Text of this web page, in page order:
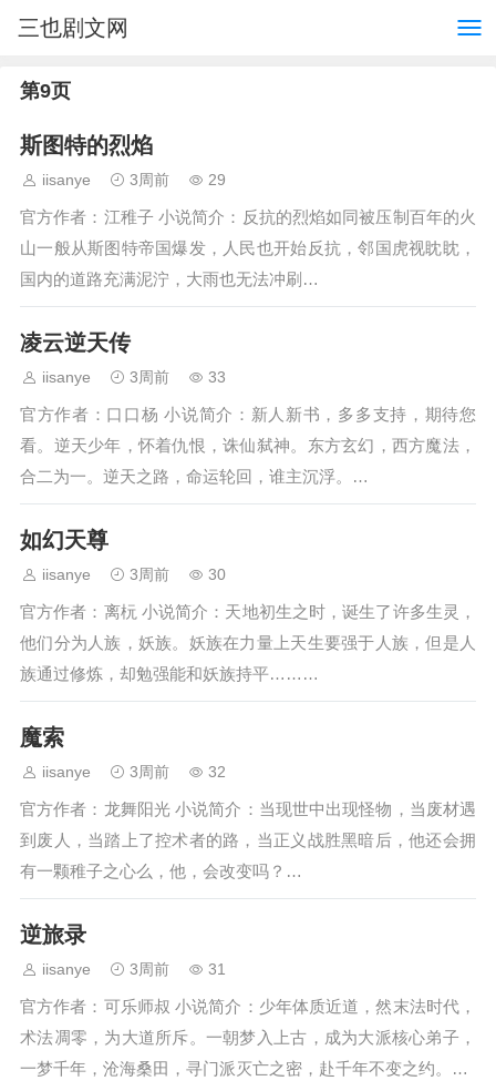
三也剧文网
第9页
斯图特的烈焰
iisanye 3周前 29
官方作者：江稚子 小说简介：反抗的烈焰如同被压制百年的火
山一般从斯图特帝国爆发，人民也开始反抗，邻国虎视眈眈，
国内的道路充满泥泞，大雨也无法冲刷…
凌云逆天传
iisanye 3周前 33
官方作者：口口杨 小说简介：新人新书，多多支持，期待您
看。逆天少年，怀着仇恨，诛仙弑神。东方玄幻，西方魔法，
合二为一。逆天之路，命运轮回，谁主沉浮。…
如幻天尊
iisanye 3周前 30
官方作者：离杬 小说简介：天地初生之时，诞生了许多生灵，
他们分为人族，妖族。妖族在力量上天生要强于人族，但是人
族通过修炼，却勉强能和妖族持平………
魔索
iisanye 3周前 32
官方作者：龙舞阳光 小说简介：当现世中出现怪物，当废材遇
到废人，当踏上了控术者的路，当正义战胜黑暗后，他还会拥
有一颗稚子之心么，他，会改变吗？…
逆旅录
iisanye 3周前 31
官方作者：可乐师叔 小说简介：少年体质近道，然末法时代，
术法凋零，为大道所斥。一朝梦入上古，成为大派核心弟子，
一梦千年，沧海桑田，寻门派灭亡之密，赴千年不变之约。…